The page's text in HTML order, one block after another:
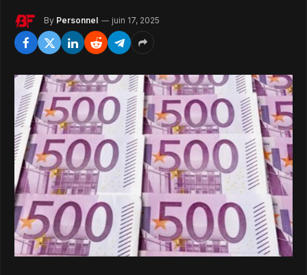
By Personnel juin 17, 2025